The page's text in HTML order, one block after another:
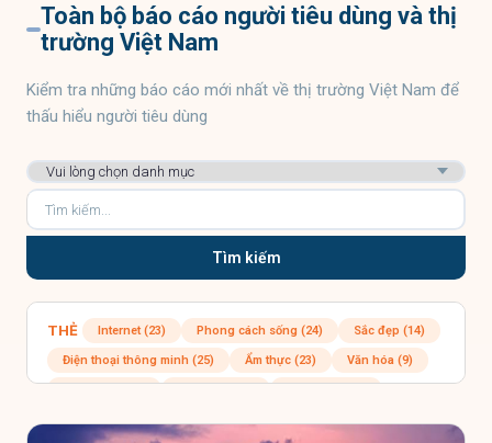
Toàn bộ báo cáo người tiêu dùng và thị
trường Việt Nam
Kiểm tra những báo cáo mới nhất về thị trường Việt Nam để
thấu hiểu người tiêu dùng
Tìm kiếm
THẺ Internet (23) Phong cách sống (24) Sắc đẹp (14)
Điện thoại thông minh (25) Ẩm thực (23) Văn hóa (9)